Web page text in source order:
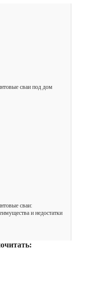
сваи под дом
сваи:
и недостатки